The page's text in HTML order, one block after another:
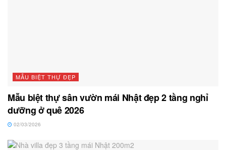
MẪU BIỆT THỰ ĐẸP
Mẫu biệt thự sân vườn mái Nhật đẹp 2 tầng nghỉ
dưỡng ở quê 2026
02/03/2026